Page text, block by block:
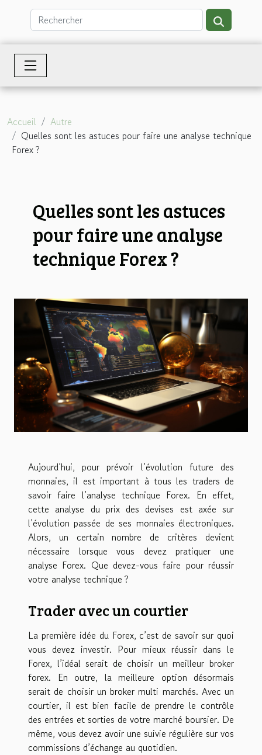
Accueil
Autre
Quelles sont les astuces pour faire une analyse technique
Forex ?
Quelles sont les astuces
pour faire une analyse
technique Forex ?
Aujourd’hui, pour prévoir l’évolution future des
monnaies, il est important à tous les traders de
savoir faire l’analyse technique Forex. En effet,
cette analyse du prix des devises est axée sur
l’évolution passée de ses monnaies électroniques.
Alors, un certain nombre de critères devient
nécessaire lorsque vous devez pratiquer une
analyse Forex. Que devez-vous faire pour réussir
votre analyse technique ?
Trader avec un courtier
La première idée du Forex, c’est de savoir sur quoi
vous devez investir. Pour mieux réussir dans le
Forex, l’idéal serait de choisir unmeilleur broker
forex. En outre, la meilleure option désormais
serait de choisir un broker multi marchés. Avec un
courtier, il est bien facile de prendre le contrôle
des entrées et sorties de votre marché boursier. De
même, vous devez avoir une suivie régulière sur vos
commissions d’échange au quotidien.